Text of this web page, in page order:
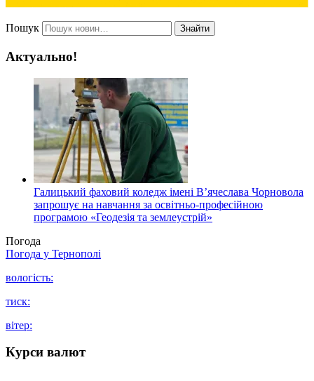
Пошук Знайти
Актуально!
Галицький фаховий коледж імені В’ячеслава Чорновола
запрошує на навчання за освітньо-професійною
програмою «Геодезія та землеустрій»
Погода
Погода у Тернополі
вологість:
тиск:
вітер:
Курси валют